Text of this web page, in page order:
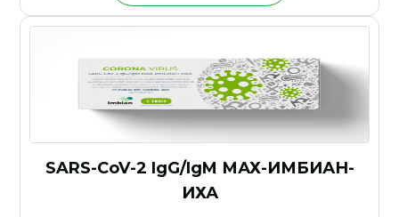
SARS-CoV-2 IgG/IgM МАХ-ИМБИАН-
ИХА